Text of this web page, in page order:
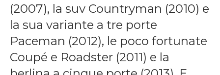
(2007), la suv Countryman (2010) e
la sua variante a tre porte
Paceman (2012), le poco fortunate
Coupé e Roadster (2011) e la